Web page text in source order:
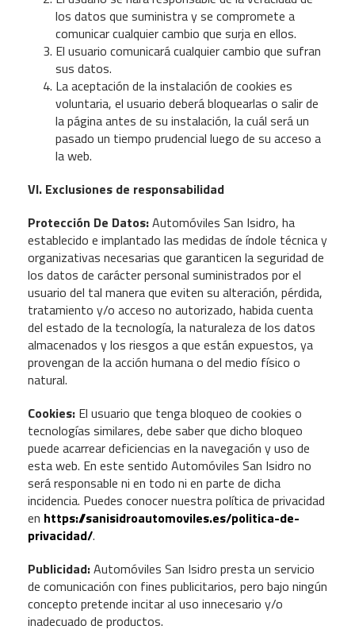
los datos que suministra y se compromete a
comunicar cualquier cambio que surja en ellos.
El usuario comunicará cualquier cambio que sufran
sus datos.
La aceptación de la instalación de cookies es
voluntaria, el usuario deberá bloquearlas o salir de
la página antes de su instalación, la cuál será un
pasado un tiempo prudencial luego de su acceso a
la web.
VI. Exclusiones de responsabilidad
Protección De Datos:Automóviles San Isidro, ha
establecido e implantado las medidas de índole técnica y
organizativas necesarias que garanticen la seguridad de
los datos de carácter personal suministrados por el
usuario del tal manera que eviten su alteración, pérdida,
tratamiento y/o acceso no autorizado, habida cuenta
del estado de la tecnología, la naturaleza de los datos
almacenados y los riesgos a que están expuestos, ya
provengan de la acción humana o del medio físico o
natural.
Cookies: El usuario que tenga bloqueo de cookies o
tecnologías similares, debe saber que dicho bloqueo
puede acarrear deficiencias en la navegación y uso de
esta web. En este sentido Automóviles San Isidro no
será responsable ni en todo ni en parte de dicha
incidencia. Puedes conocer nuestra política de privacidad
en https://sanisidroautomoviles.es/politica-de-
privacidad/.
Publicidad:Automóviles San Isidro presta un servicio
de comunicación con fines publicitarios, pero bajo ningún
concepto pretende incitar al uso innecesario y/o
inadecuado de productos.